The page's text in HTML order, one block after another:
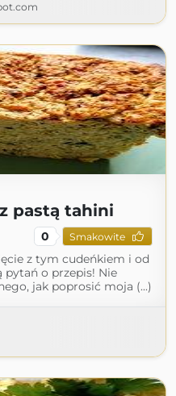
pastą tahini
0 Smakowite
z tym cudeńkiem i od
pytań o przepis! Nie
jak poprosić moja (...)